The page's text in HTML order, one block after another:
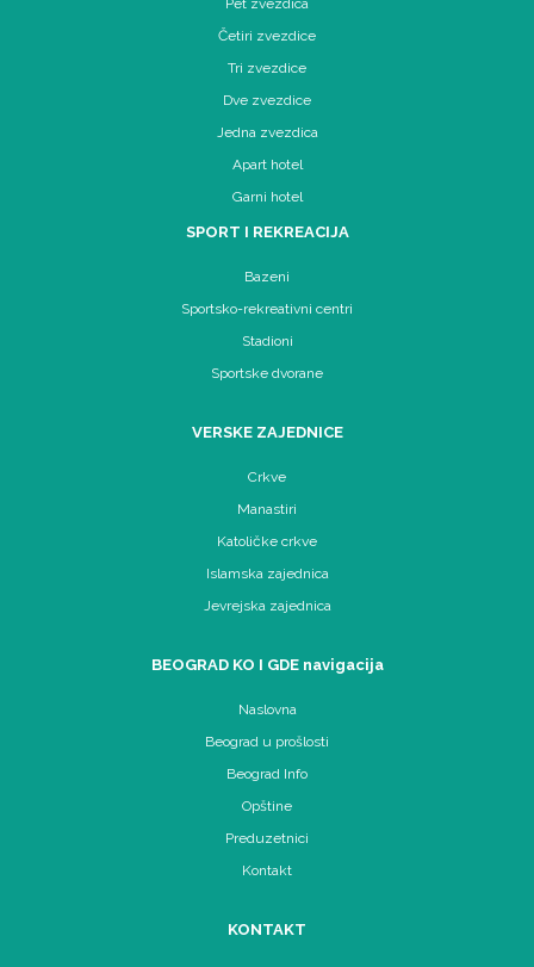
Pet zvezdica
Četiri zvezdice
Tri zvezdice
Dve zvezdice
Jedna zvezdica
Apart hotel
Garni hotel
SPORT I REKREACIJA
Bazeni
Sportsko-rekreativni centri
Stadioni
Sportske dvorane
VERSKE ZAJEDNICE
Crkve
Manastiri
Katoličke crkve
Islamska zajednica
Jevrejska zajednica
BEOGRAD KO I GDE navigacija
Naslovna
Beograd u prošlosti
Beograd Info
Opštine
Preduzetnici
Kontakt
KONTAKT